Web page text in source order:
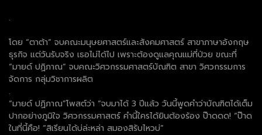
.
โดย “ตาต้า” จบคณะมนุษยศาสตร์และสังคมศาสตร์ สาขาภาษาอังกฤษ
ธุรกิจ แต่วันรับจริง เธอไม่ได้ไป เพราะต้องดูแลคุณแม่ที่ป่วย ขณะที่
“มายด์ ปฏิภาณ” จบคณะวิศวกรรมศาสตร์บัณฑิต สาขา วิศวกรรมการ
จัดการ กลุ่มวิชาการผลิต
.
“มายด์ ปฏิภาณ”โพสต์ว่า “จบมาได้ 3 ปีแล้ว วันนี้พูดคำว่าบัณฑิตได้เต็ม
ปากอย่างภูมิใจ วิศวกรรมศาสตร์ คำนี้ใครได้ยินต้องร้อง ป๊าดดด! “ป๊าด
ในที่นี้คือ! “สิเรียนได้บ่ล่ะหล่า สมองสิรับไหวบ่”